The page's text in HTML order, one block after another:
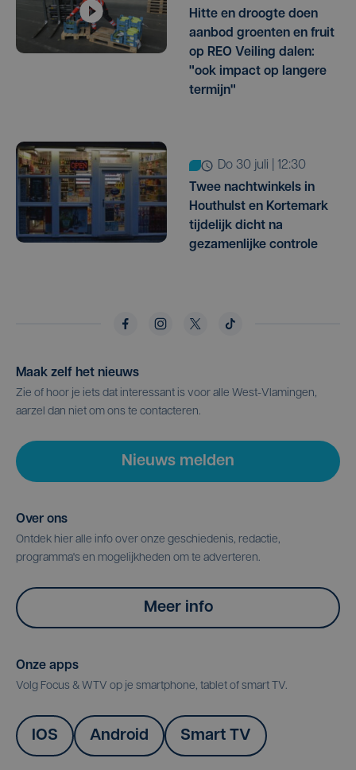
Hitte en droogte doen
aanbod groenten en fruit
op REO Veiling dalen:
"ook impact op langere
termijn"
do 30 juli | 12:30
Twee nachtwinkels in
Houthulst en Kortemark
tijdelijk dicht na
gezamenlijke controle
Maak zelf het nieuws
Zie of hoor je iets dat interessant is voor alle West-Vlamingen,
aarzel dan niet om ons te contacteren.
Nieuws melden
Over ons
Ontdek hier alle info over onze geschiedenis, redactie,
programma's en mogelijkheden om te adverteren.
Meer info
Onze apps
Volg Focus & WTV op je smartphone, tablet of smart TV.
IOS Android Smart TV